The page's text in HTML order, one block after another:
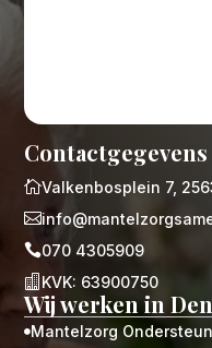
Contactgegevens
Valkenbosplein 7,

070 4305909
 KVK: 63900750
Wij werken in
 Mantelzorg